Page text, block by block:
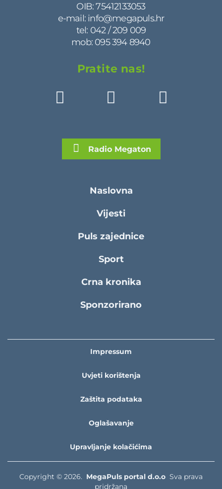
OIB: 75412133053
e-mail: info@megapuls.hr
tel: 042 / 209 009
mob: 095 394 8940
Pratite nas!
Radio Megaton
Naslovna
Vijesti
Puls zajednice
Sport
Crna kronika
Sponzorirano
Impressum
Uvjeti korištenja
Zaštita podataka
Oglašavanje
Upravljanje kolačićima
Copyright © 2026. MegaPuls portal d.o.o Sva prava
pridržana